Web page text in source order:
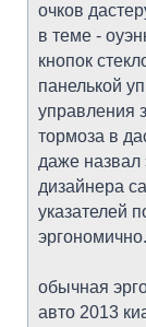
очков
в теме -
кнопок
панелькой
управления
тормоза в
даже назвал
дизайнера
указателей
обычная
авто 2013